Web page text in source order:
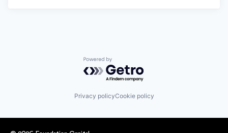
Powered by Getro.com
Privacy policyCookie policy